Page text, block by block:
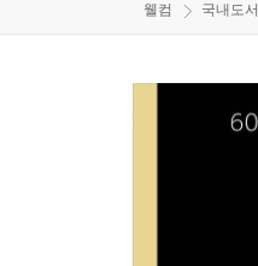
웰컴 국내도서